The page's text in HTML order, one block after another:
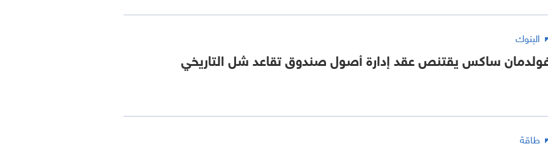
البنوك
ساكس يقتنص عقد إدارة أصول صندوق تقاعد شل التاريخي
طاقة